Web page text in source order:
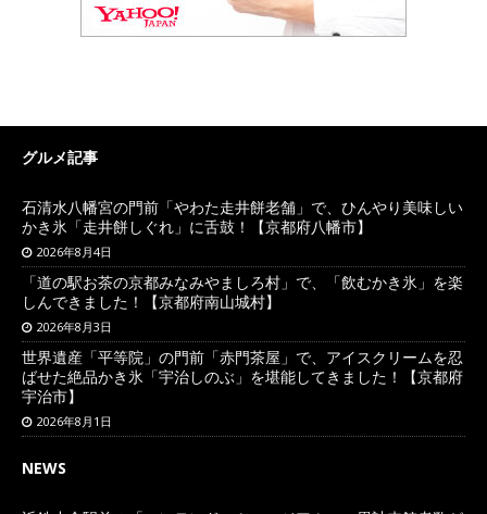
グルメ記事
石清水八幡宮の門前「やわた走井餅老舗」で、ひんやり美味しい
かき氷「走井餅しぐれ」に舌鼓！【京都府八幡市】
2026年8月4日
「道の駅お茶の京都みなみやましろ村」で、「飲むかき氷」を楽
しんできました！【京都府南山城村】
2026年8月3日
世界遺産「平等院」の門前「赤門茶屋」で、アイスクリームを忍
ばせた絶品かき氷「宇治しのぶ」を堪能してきました！【京都府
宇治市】
2026年8月1日
NEWS